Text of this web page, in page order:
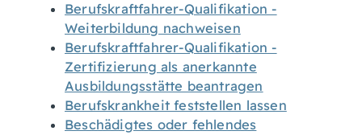
Berufskraftfahrer-Qualifikation -
Weiterbildung nachweisen
Berufskraftfahrer-Qualifikation -
Zertifizierung als anerkannte
Ausbildungsstätte beantragen
Berufskrankheit feststellen lassen
Beschädigtes oder fehlendes